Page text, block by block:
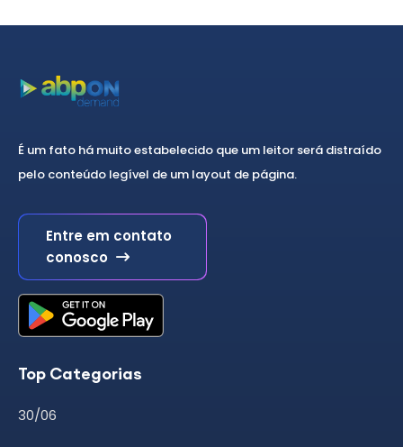
É um fato há muito estabelecido que um leitor será distraído
pelo conteúdo legível de um layout de página.
Entre em contato
conosco
Top Categorias
30/06